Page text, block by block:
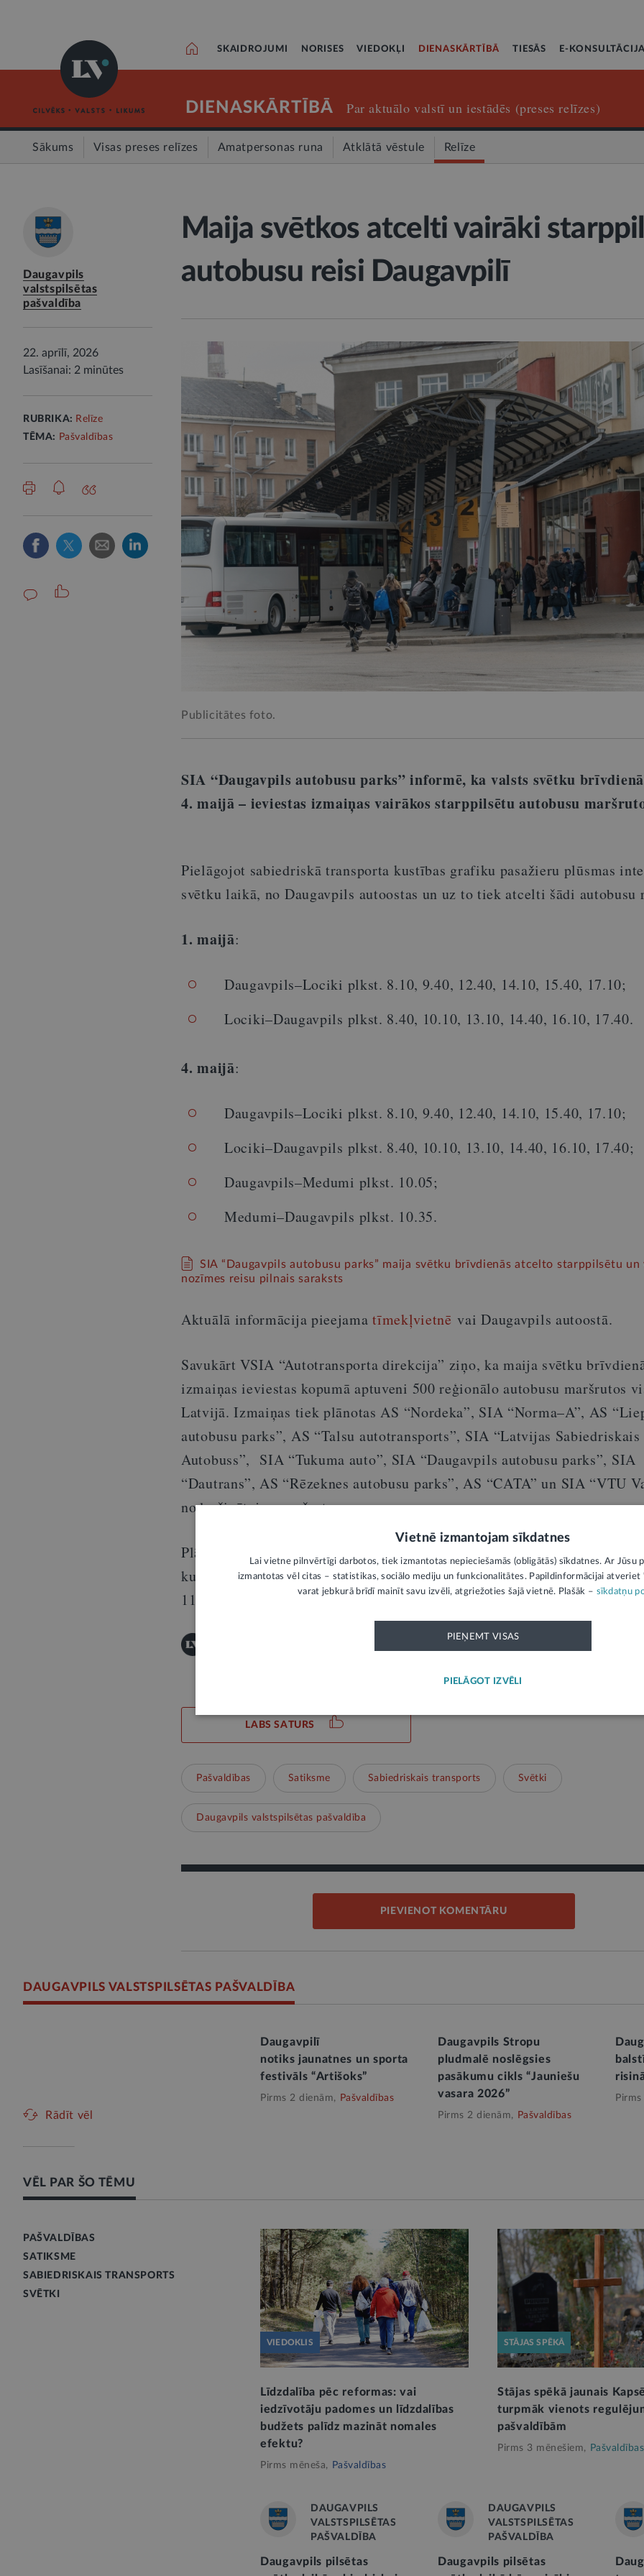
SKAIDROJUMI NORISES VIEDOKĻI DIENASKĀRTĪBĀ TIESĀS E-
DIENASKĀRTĪBĀ Par aktuālo valstī un iestādēs (preses relīzes)
Sākums Visas preses relīzes Amatpersonas runa Atklātā vēstule Relīze
Daugavpils
valstspilsētas
pašvaldība
22. aprīlī, 2026
Lasīšanai: 2 minūtes
RUBRIKA: Relīze
TĒMA: Pašvaldības
Maija svētkos atcelti vairāki
autobusu reisi Daugavpilī
Publicitātes foto.
SIA “Daugavpils autobusu parks” informē, ka valsts svētku
4. maijā– ieviestas izmaiņas vairākos starppilsētu autobusu
Pielāgojot sabiedriskā transporta kustības grafiku pasažieru plūsmas
svētku laikā, no Daugavpils autoostas un uz to tiek atcelti šādi autobusu
1. maijā:
Daugavpils–Lociki plkst. 8.10, 9.40, 12.40, 14.10, 15.40, 17.10;
Lociki–Daugavpils plkst. 8.40, 10.10, 13.10, 14.40, 16.10, 17.40.
4. maijā:
Daugavpils–Lociki plkst. 8.10, 9.40, 12.40, 14.10, 15.40, 17.10;
Lociki–Daugavpils plkst. 8.40, 10.10, 13.10, 14.40, 16.10, 17.40;
Daugavpils–Medumi plkst. 10.05;
Medumi–Daugavpils plkst. 10.35.
SIA “Daugavpils autobusu parks” maija svētku brīvdienās atcelto starppilsētu un
nozīmes reisu pilnais saraksts
Aktuālā informācija pieejamatīmekļvietnēvai Daugavpils autoostā.
Savukārt VSIA “Autotransporta direkcija” ziņo, ka maija svētku
izmaiņas ieviestas kopumā aptuveni 500 reģionālo autobusu maršrutos
Latvijā. Izmaiņas tiek plānotas AS “Nordeka”, SIA “Norma–A”, AS
autobusu parks”, AS “Talsu autotransports”, SIA “Latvijas Sabiedriskais
Autobuss”, SIA “Tukuma auto”, SIA “Daugavpils autobusu parks”, SIA
“Dautrans”, AS “Rēzeknes autobusu parks”, AS “CATA” un SIA “VTU
nodrošinātajos maršrutos.
Plānojot braucienus, aicinām pasažierus laikus pārbaudīt aktuālo
kustības sarakstu mājaslapāwww.atd.lv, sadaļā“Kustības saraksti””,
1188 sadaļā
“Satiksme”.
LABS SATURS
Pašvaldības Satiksme Sabiedriskais transports Svētki
Daugavpils valstspilsētas pašvaldība
PIEVIENOT KOMENTĀRU
DAUGAVPILS VALSTSPILSĒTAS PAŠVALDĪBA
Daugavpilī
notiks jaunatnes un sporta
festivāls “Artišoks”
Pirms 2 dienām, Pašvaldības
Daugavpils Stropu
pludmalē noslēgsies
pasākumu cikls “Jauniešu
vasara 2026”
Pirms 2 dienām, Pašvaldības
Rādīt vēl
VĒL PAR ŠO TĒMU
PAŠVALDĪBAS
SATIKSME
SABIEDRISKAIS TRANSPORTS
SVĒTKI
VIEDOKLIS
Līdzdalība pēc reformas: vai
iedzīvotāju padomes un līdzdalības
budžets palīdz mazināt nomales
efektu?
Pirms mēneša, Pašvaldības
STĀJAS SPĒKĀ
Stājas spēkā jaunais
turpmāk vienots
pašvaldībām
Pirms 3 mēnešiem, Pašvaldības
DAUGAVPILS
VALSTSPILSĒTAS
PAŠVALDĪBA
Daugavpils pilsētas
DAUGAVPILS
VALSTSPILSĒTAS
PAŠVALDĪBA
Daugavpils pilsētas
Vietnē izmantojam sīkdatnes
Lai vietne pilnvērtīgi darbotos, tiek izmantotas nepieciešamās (obligātās) sīkdatnes. Ar Jūsu
izmantotas vēl citas – statistikas, sociālo mediju un funkcionalitātes. Papildinformācijai atveriet
varat jebkurā brīdī mainīt savu izvēli, atgriežoties šajā vietnē. Plašāk – sīkdatņu
PIEŅEMT VISAS
PIELĀGOT IZVĒLI